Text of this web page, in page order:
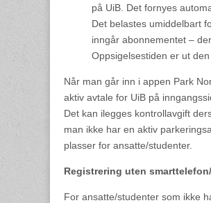
på UiB. Det fornyes
Det belastes umiddelbart
inngår abonnementet –
Oppsigelsestiden er ut
Når man går inn i appen Park
aktiv avtale for UiB på
Det kan ilegges kontrollavgift
man ikke har en aktiv
plasser for ansatte/studenter.
Registrering uten
For ansatte/studenter som ikke